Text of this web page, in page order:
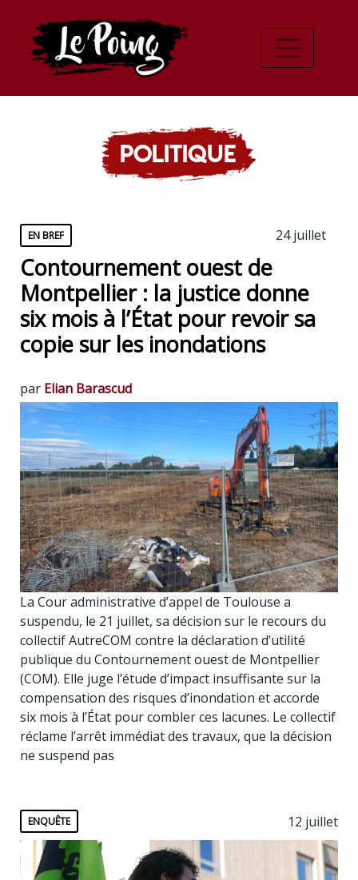
Politique
EN BREF 24 juillet
Contournement ouest de
Montpellier : la justice donne
six mois à l’État pour revoir sa
copie sur les inondations
par Elian Barascud
La Cour administrative d’appel de Toulouse a
suspendu, le 21 juillet, sa décision sur le recours du
collectif AutreCOM contre la déclaration d’utilité
publique du Contournement ouest de Montpellier
(COM). Elle juge l’étude d’impact insuffisante sur la
compensation des risques d’inondation et accorde
six mois à l’État pour combler ces lacunes. Le collectif
réclame l’arrêt immédiat des travaux, que la décision
ne suspend pas
ENQUÊTE 12 juillet